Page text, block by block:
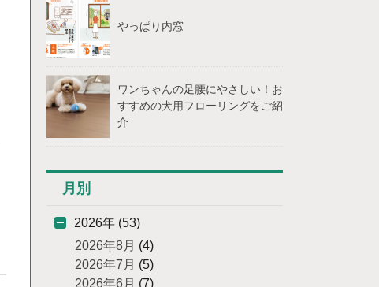
やっぱり内窓
ワンちゃんの足腰にやさしい！お
すすめの犬用フローリングをご紹
介
月別
2026年 (53)
2026年8月 (4)
2026年7月 (5)
2026年6月 (7)